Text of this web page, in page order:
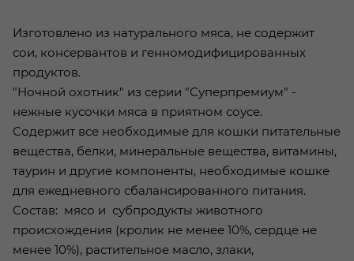
Изготовлено из натурального мяса, не содержит
сои, консервантов и генномодифицированных
продуктов.
"Ночной охотник" из серии "Суперпремиум" -
нежные кусочки мяса в приятном соусе.
Содержит все необходимые для кошки питательные
вещества, белки, минеральные вещества, витамины,
таурин и другие компоненты, необходимые кошке
для ежедневного сбалансированного питания.
Состав: мясо и субпродукты животного
происхождения (кролик не менее 10%, сердце не
менее 10%), растительное масло, злаки,